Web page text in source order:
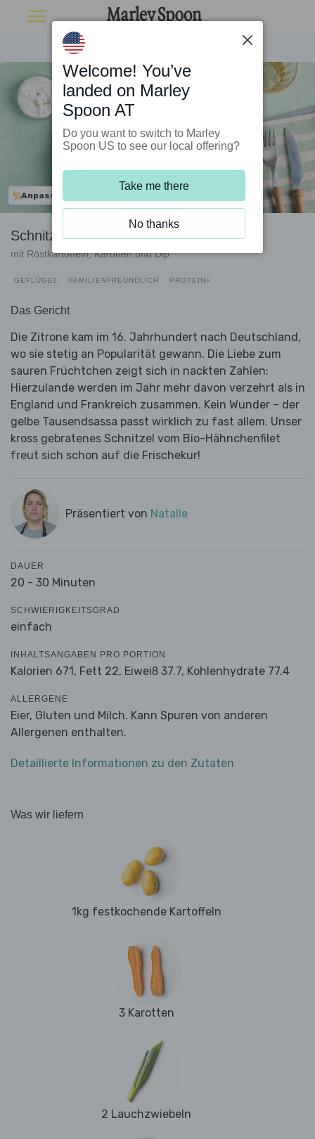
Anpassbar
Schnitzel vom Bio-Hähnchenfilet
mit Röstkartoffeln, Karotten und Dip
GEFLÜGEL FAMILIENFREUNDLICH PROTEIN+
Das Gericht
Die Zitrone kam im 16. Jahrhundert nach Deutschland,
wo sie stetig an Popularität gewann. Die Liebe zum
sauren Früchtchen zeigt sich in nackten Zahlen:
Hierzulande werden im Jahr mehr davon verzehrt als in
England und Frankreich zusammen. Kein Wunder – der
gelbe Tausendsassa passt wirklich zu fast allem. Unser
kross gebratenes Schnitzel vom Bio-Hähnchenfilet
freut sich schon auf die Frischekur!
Präsentiert von Natalie
DAUER
20 - 30 Minuten
SCHWIERIGKEITSGRAD
einfach
INHALTSANGABEN PRO PORTION
Kalorien 671, Fett 22, Eiweiß 37.7, Kohlenhydrate 77.4
ALLERGENE
Eier, Gluten und Milch. Kann Spuren von anderen
Allergenen enthalten.
Detaillierte Informationen zu den Zutaten
Was wir liefern
1kg festkochende Kartoffeln
3 Karotten
2 Lauchzwiebeln
Welcome! You’ve
landed on Marley
Spoon AT
Do you want to switch to Marley
Spoon US to see our local offering?
Take me there
No thanks